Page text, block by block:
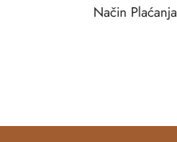
Način Plaćanja